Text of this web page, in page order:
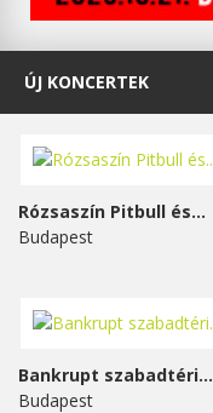
ÚJ KONCERTEK
Rózsaszín Pitbull és...
Budapest
Bankrupt szabadtéri...
Budapest